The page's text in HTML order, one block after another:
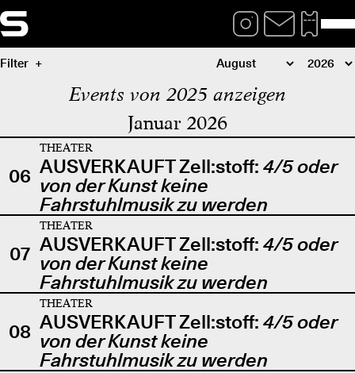
Filter
Events von 2025 anzeigen
Januar 2026
06
THEATER
AUSVERKAUFT Zell:stoff: 4/5 oder
von der Kunst keine
Fahrstuhlmusik zu werden
07
THEATER
AUSVERKAUFT Zell:stoff: 4/5 oder
von der Kunst keine
Fahrstuhlmusik zu werden
08
THEATER
AUSVERKAUFT Zell:stoff: 4/5 oder
von der Kunst keine
Fahrstuhlmusik zu werden